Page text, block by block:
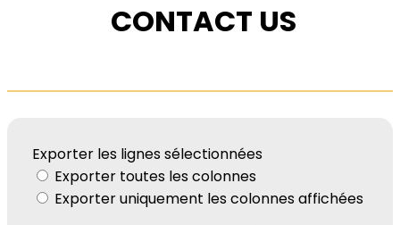
CONTACT US